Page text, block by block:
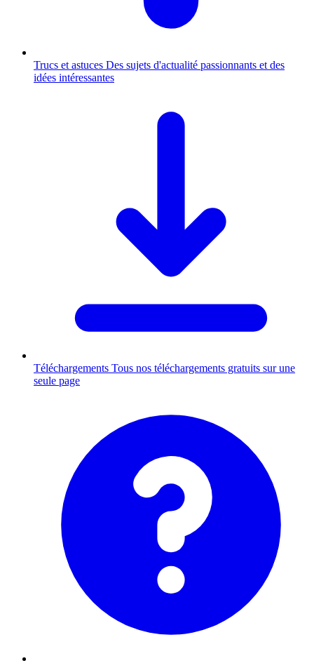
Trucs et astuces Des sujets d'actualité passionnants et des
idées intéressantes
Téléchargements Tous nos téléchargements gratuits sur une
seule page